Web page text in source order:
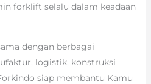
forklift selalu dalam keadaan
dengan berbagai
logistik, konstruksi
siap membantu Kamu